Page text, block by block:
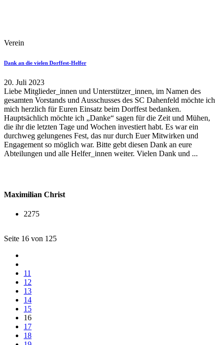
Verein
Dank an die vielen Dorffest-Helfer
20. Juli 2023
Liebe Mitglieder_innen und Unterstützer_innen, im Namen des
gesamten Vorstands und Ausschusses des SC Dahenfeld möchte ich
mich herzlich für Euren Einsatz beim Dorffest bedanken.
Hauptsächlich möchte ich „Danke“ sagen für die Zeit und Mühen,
die ihr die letzten Tage und Wochen investiert habt. Es war ein
durchweg gelungenes Fest, das nur durch Euer Mitwirken und
Engagement so möglich war. Bitte gebt diesen Dank an eure
Abteilungen und alle Helfer_innen weiter. Vielen Dank und ...
Maximilian Christ
2275
Seite 16 von 125
11
12
13
14
15
16
17
18